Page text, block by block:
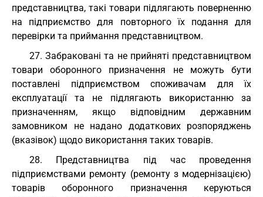
представництва, такі товари підлягають поверненню
на підприємство для повторного їх подання для
перевірки та приймання представництвом.
27. Забраковані та не прийняті представництвом
товари оборонного призначення не можуть бути
поставлені підприємством споживачам для їх
експлуатації та не підлягають використанню за
призначенням, якщо відповідним державним
замовником не надано додаткових розпоряджень
(вказівок) щодо використання таких товарів.
28. Представництва під час проведення
підприємствами ремонту (ремонту з модернізацією)
товарів оборонного призначення керуються